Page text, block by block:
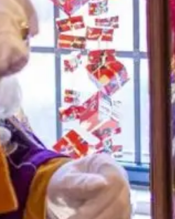
amet, consectetur
eiusmod tempor
dolore magna aliqua. Ut
quis nostrud exercitation
aliquip ex ea commodo